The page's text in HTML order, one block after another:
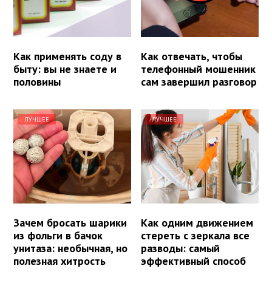
Как применять соду в
быту: вы не знаете и
половины
Как отвечать, чтобы
телефонный мошенник
сам завершил разговор
ЛУЧШЕЕ
Зачем бросать шарики
из фольги в бачок
унитаза: необычная, но
полезная хитрость
ЛУЧШЕЕ
Как одним движением
стереть с зеркала все
разводы: самый
эффективный способ